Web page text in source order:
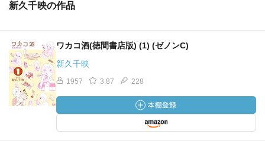
新久千映の作品
ワカコ酒(徳間書店版) (1) (ゼノンC)
新久千映
1957 3.87 228